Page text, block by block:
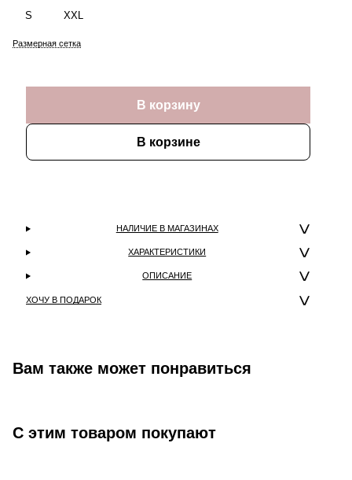
S XXL
Размерная сетка
В корзину
В корзине
НАЛИЧИЕ В МАГАЗИНАХ
ХАРАКТЕРИСТИКИ
ОПИСАНИЕ
ХОЧУ В ПОДАРОК
Вам также может понравиться
С этим товаром покупают